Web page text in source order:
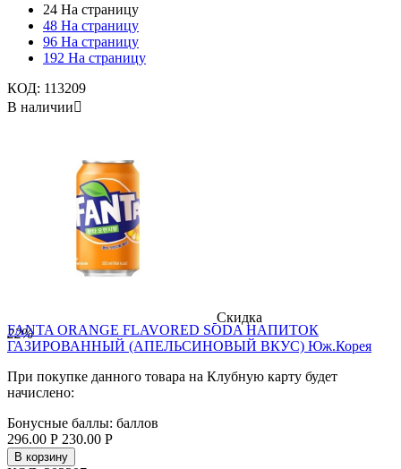
24 На страницу
48 На страницу
96 На страницу
192 На страницу
КОД: 113209
В наличии
Скидка
22%
FANTA ORANGE FLAVORED SODA НАПИТОК
ГАЗИРОВАННЫЙ (АПЕЛЬСИНОВЫЙ ВКУС) Юж.Корея
При покупке данного товара на Клубную карту будет
начислено:
Бонусные баллы: баллов
296.00 Р 230.00 Р
В корзину